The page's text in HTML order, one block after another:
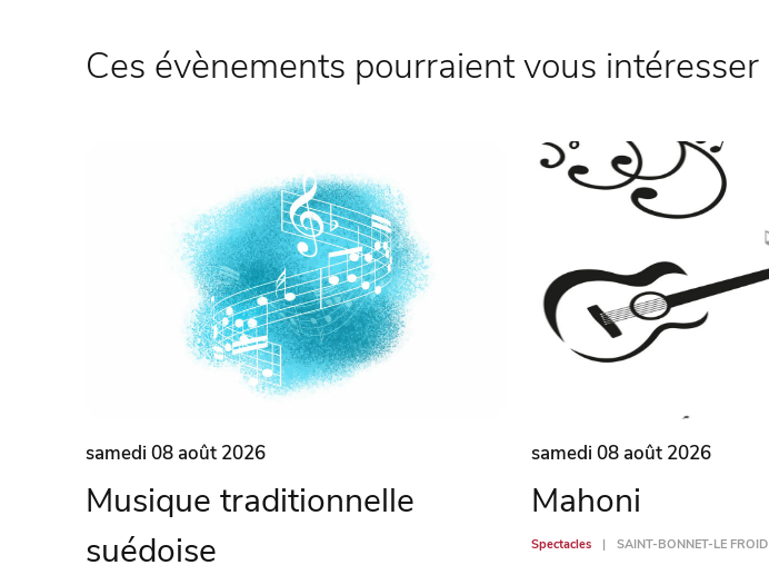
Ces évènements pourraient vous intéresser
samedi 08 août 2026
Musique traditionnelle
suédoise
samedi 08 août 2026
Mahoni
Spectacles SAINT-BONNET-LE FROID